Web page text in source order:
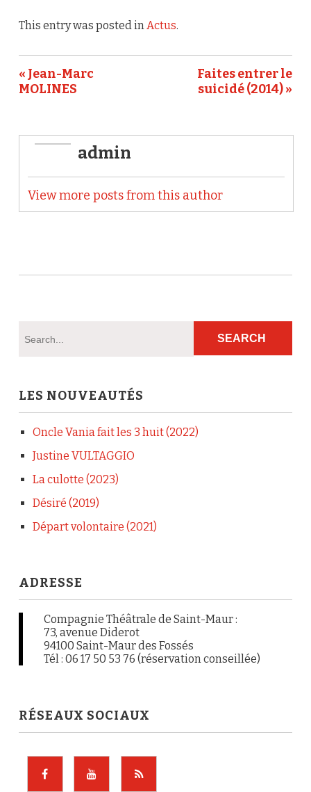
This entry was posted in Actus.
« Jean-Marc
MOLINES
Faites entrer le
suicidé (2014) »
admin
View more posts from this author
LES NOUVEAUTÉS
Oncle Vania fait les 3 huit (2022)
Justine VULTAGGIO
La culotte (2023)
Désiré (2019)
Départ volontaire (2021)
ADRESSE
Compagnie Théâtrale de Saint-Maur :
73, avenue Diderot
94100 Saint-Maur des Fossés
Tél : 06 17 50 53 76 (réservation conseillée)
RÉSEAUX SOCIAUX